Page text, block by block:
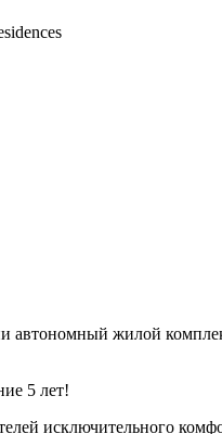
жилой
5 лет!
исключительного